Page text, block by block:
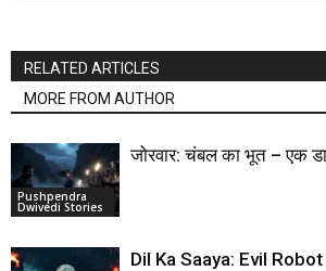
RELATED ARTICLES
MORE FROM AUTHOR
Pushpendra
Dwivedi Stories
जोरवार: चंबल का भूत – एक
Dil Ka Saaya: Evil